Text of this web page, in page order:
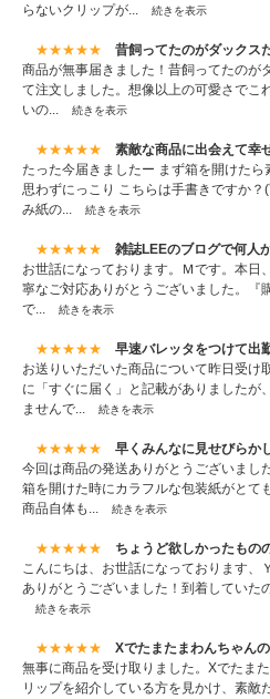
らないクリップが...
続きを表示
★★★★★
昔飼ってたのがダックス
商品が無事届きました！昔飼ってたのが
て注文しました。想像以上の可愛さでこ
いの...
続きを表示
★★★★★
素敵な商品に出会えて幸
たった今届きましたー まず箱を開けたら
思わずにっこり こちらは手書きですか
み紙の...
続きを表示
★★★★★
雑誌LEEのブログで何人
お世話になっております。Ｍです。本日
寧なご対応ありがとうございました。『
で...
続きを表示
★★★★★
早速バレッタをつけて出
お送りいただいた商品について昨日受け
に「すぐに届く」と記載がありましたが
ませんで...
続きを表示
★★★★★
早くみんなに見せびらか
今回は商品の発送ありがとうございまし
箱を開けた時にカラフルな包装紙がとて
商品自体も...
続きを表示
★★★★★
ちょうど欲しかったもの
こんにちは、お世話になっております、
ありがとうございました！到着していた
続きを表示
★★★★★
Xでたまたまわんちゃん
無事に商品を受け取りました。Xでたま
リップを紹介している方を見かけ、素敵